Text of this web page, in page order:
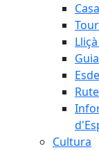
Cultura